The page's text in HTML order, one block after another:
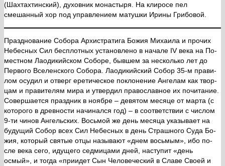
(Шахтахтинский), духовник монастыря. На клиросе пел
смешанный хор под управлением матушки Ирины Грибовой.
Празд­но­ва­ние Со­бо­ра Ар­хи­стра­ти­га Бо­жия Ми­ха­и­ла и про­чих
Небес­ных Сил бес­плот­ных уста­нов­ле­но в на­ча­ле IV ве­ка на По­
мест­ном Ла­оди­кий­ском Со­бо­ре, быв­шем за несколь­ко лет до
Пер­во­го Все­лен­ско­го Со­бо­ра. Ла­оди­кий­ский Со­бор 35-м пра­ви­
лом осу­дил и от­верг ере­ти­че­ское по­кло­не­ние Ан­ге­лам как твор­
цам и пра­ви­те­лям ми­ра и утвер­дил пра­во­слав­ное их по­чи­та­ние.
Со­вер­ша­ет­ся празд­ник в но­яб­ре – де­вя­том ме­ся­це от мар­та (с
ко­то­ро­го в древ­но­сти на­чи­нал­ся год) – в со­от­вет­ствии с чис­лом
9-ти чи­нов Ан­гель­ских. Вось­мой же день ме­ся­ца ука­зы­ва­ет на
бу­ду­щий Со­бор всех Сил Небес­ных в день Страш­но­го Су­да Бо­
жия, ко­то­рый свя­тые от­цы на­зы­ва­ют «днем вось­мым», ибо по­
сле ве­ка се­го, иду­ще­го сед­ми­ца­ми дней, на­сту­пит «день
осмый», и то­гда «при­и­дет Сын Че­ло­ве­че­ский в Сла­ве Сво­ей и